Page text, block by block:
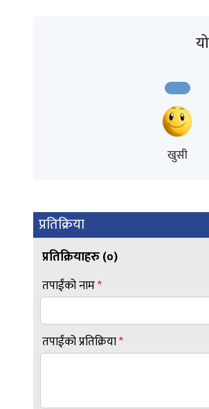
खुसी
प्रतिक्रिया
प्रतिक्रियाहरु (०)
तपाईंको नाम*
तपाईंको प्रतिक्रिया*